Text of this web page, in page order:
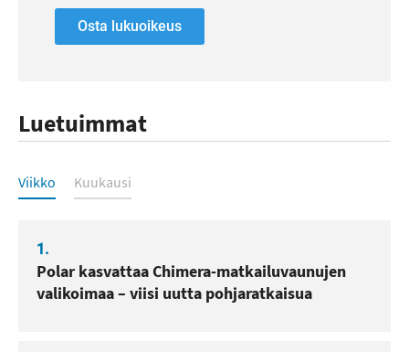
Osta lukuoikeus
Luetuimmat
Luetuimmat
Viikko Kuukausi
1.
Polar kasvattaa Chimera-matkailuvaunujen
valikoimaa – viisi uutta pohjaratkaisua